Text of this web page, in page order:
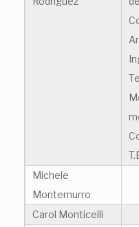
Michele
Montemurro
Carol Monticelli